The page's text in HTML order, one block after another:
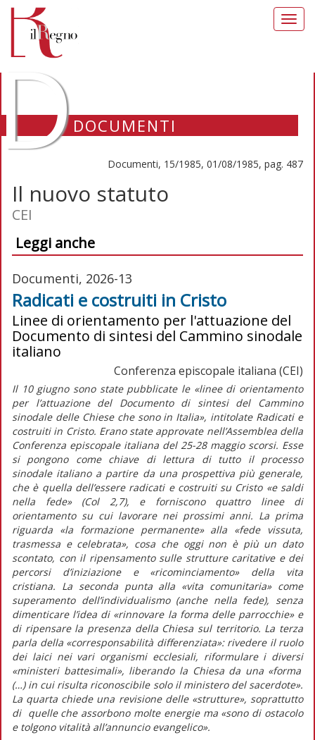
DOCUMENTI
Documenti, 15/1985, 01/08/1985, pag. 487
Il nuovo statuto
CEI
Leggi anche
Documenti, 2026-13
Radicati e costruiti in Cristo
Linee di orientamento per l'attuazione del
Documento di sintesi del Cammino sinodale
italiano
Conferenza episcopale italiana (CEI)
Il 10 giugno sono state pubblicate le «linee di orientamento
per l’attuazione del Documento di sintesi del Cammino
sinodale delle Chiese che sono in Italia», intitolateRadicati e
costruiti in Cristo. Erano state approvate nell’Assemblea della
Conferenza episcopale italiana del 25-28 maggio scorsi. Esse
si pongono come chiave di lettura di tutto il processo
sinodale italiano a partire da una prospettiva più generale,
che è quella dell’essere radicati e costruiti su Cristo «e saldi
nella fede» (Col 2,7), e forniscono quattro linee di
orientamento su cui lavorare nei prossimi anni. La prima
riguarda «la formazione permanente» alla «fede vissuta,
trasmessa e celebrata», cosa che oggi non è più un dato
scontato, con il ripensamento sulle strutture caritative e dei
percorsi d’iniziazione e «ricominciamento» della vita
cristiana. La seconda punta alla «vita comunitaria» come
superamento dell’individualismo (anche nella fede), senza
dimenticare l’idea di«rinnovare la forma delle parrocchie» e
di ripensare la presenza della Chiesa sul territorio. La terza
parla della«corresponsabilità differenziata»: rivedere il ruolo
dei laici nei vari organismi ecclesiali, riformulare i diversi
«ministeri battesimali», liberando la Chiesa da una«forma
(…) in cui risulta riconoscibile solo il ministero del sacerdote».
La quarta chiede una revisione delle «strutture», soprattutto
di quelle che assorbono molte energie ma«sono di ostacolo
e tolgono vitalità all’annuncio evangelico».